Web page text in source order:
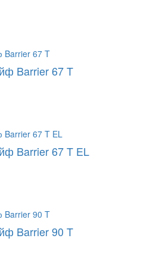
Barrier 67 T
Barrier 67 T EL
Barrier 90 T